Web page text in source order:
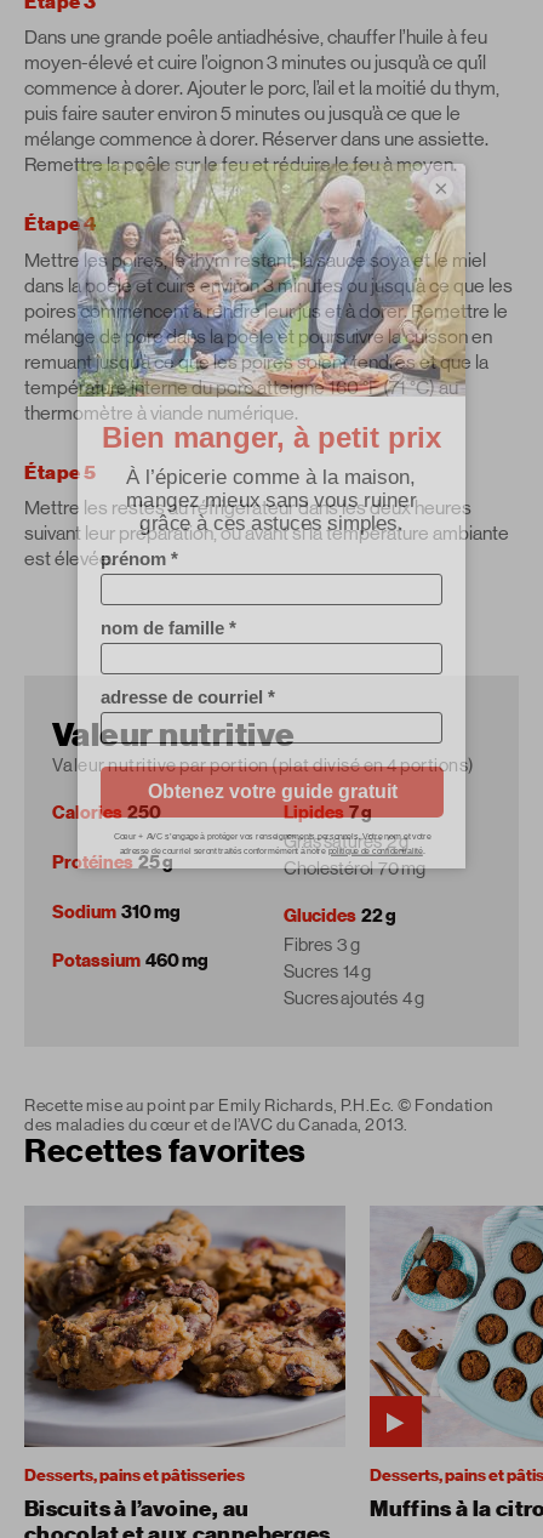
Dans une grande poêle antiadhésive, chauffer l’huile à feu
moyen-élevé et cuire l’oignon 3 minutes ou jusqu’à ce qu’il
commence à dorer. Ajouter le porc, l’ail et la moitié du thym,
puis faire sauter environ 5 minutes ou jusqu’à ce que le
mélange commence à dorer. Réserver dans une assiette.
Remettre la poêle sur le feu et réduire le feu à moyen.
Étape 4
Mettre les poires, le thym restant, la sauce soya et le miel
dans la poêle et cuire environ 3 minutes ou jusqu’à ce que les
poires commencent à rendre leur jus et à dorer. Remettre le
mélange de porc dans la poêle et poursuivre la cuisson en
remuant jusqu’à ce que les poires soient tendres et que la
température interne du porc atteigne 160 °F (71 °C) au
thermomètre à viande numérique.
Étape 5
Mettre les restes au réfrigérateur dans les deux heures
suivant leur préparation, ou avant si la température ambiante
est élevée.
Valeur nutritive
Valeur nutritive par portion (plat divisé en 4 portions)
Calories250
Protéines25 g
Sodium 310 mg
Potassium 460 mg
Lipides7 g
Gras saturés 2 g
Cholestérol 70 mg
Glucides 22 g
Fibres 3 g
Sucres 14 g
Sucres ajoutés 4 g
Recette mise au point par Emily Richards, P.H.Ec. © Fondation
des maladies du cœur et de l’AVC du Canada, 2013.
Recettes favorites
Desserts, pains et pâtisseries
Biscuits à l’avoine, au
Desserts, pains et
Muffins à la
×